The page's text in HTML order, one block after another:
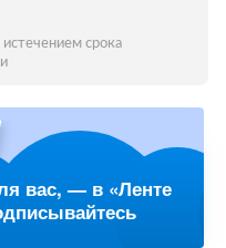
срока
вас, — в «Ленте